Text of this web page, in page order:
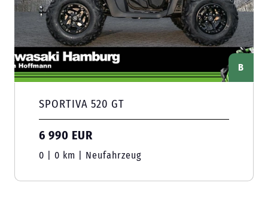
B
SPORTIVA 520 GT
6 990 EUR
0 | 0 km | Neufahrzeug